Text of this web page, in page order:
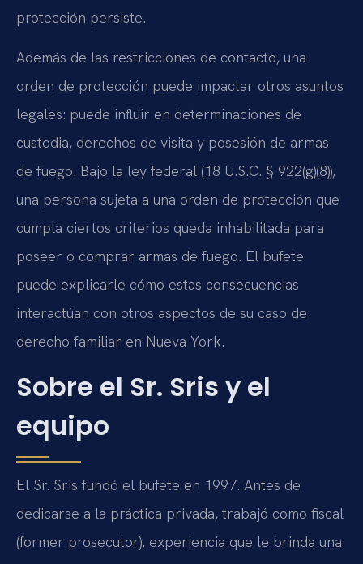
protección persiste.
Además de las restricciones de contacto, una
orden de protección puede impactar otros asuntos
legales: puede influir en determinaciones de
custodia, derechos de visita y posesión de armas
de fuego. Bajo la ley federal (18 U.S.C. § 922(g)(8)),
una persona sujeta a una orden de protección que
cumpla ciertos criterios queda inhabilitada para
poseer o comprar armas de fuego. El bufete
puede explicarle cómo estas consecuencias
interactúan con otros aspectos de su caso de
derecho familiar en Nueva York.
Sobre el Sr. Sris y el
equipo
El Sr. Sris fundó el bufete en 1997. Antes de
dedicarse a la práctica privada, trabajó como fiscal
(former prosecutor), experiencia que le brinda una